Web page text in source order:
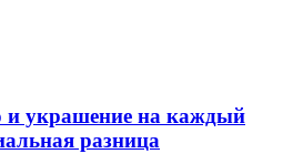
и украшение на каждый
разница